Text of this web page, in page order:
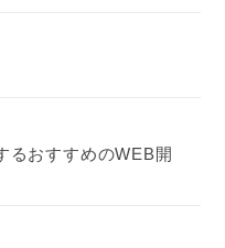
るおすすめのWEB開